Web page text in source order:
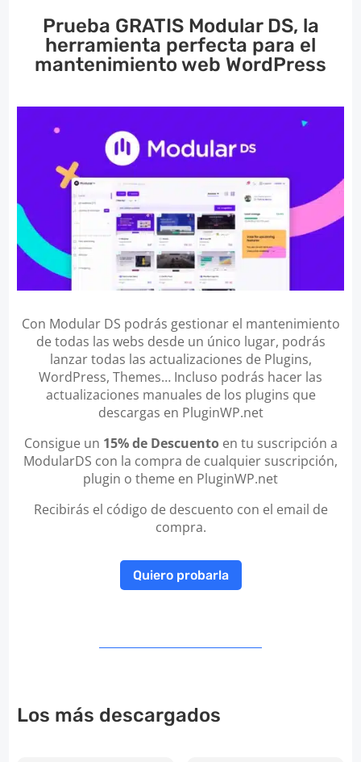
Prueba GRATIS Modular DS, la
herramienta perfecta para el
mantenimiento web WordPress
Con Modular DS podrás gestionar el mantenimiento
de todas las webs desde un único lugar, podrás
lanzar todas las actualizaciones de Plugins,
WordPress, Themes… Incluso podrás hacer las
actualizaciones manuales de los plugins que
descargas en PluginWP.net
Consigue un 15% de Descuentoen tu suscripción a
ModularDS con la compra de cualquier suscripción,
plugin o theme en PluginWP.net
Recibirás el código de descuento con el email de
compra.
Quiero probarla
Los más descargados